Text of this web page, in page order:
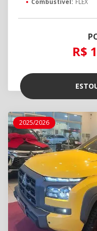
Combustível: FLEX
R$
2025/2026